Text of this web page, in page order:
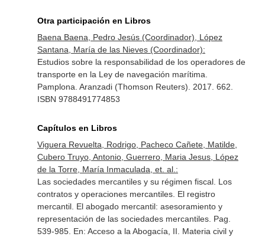
Otra participación en Libros
Baena Baena, Pedro Jesús (Coordinador), López
Santana, María de las Nieves (Coordinador):
Estudios sobre la responsabilidad de los operadores de
transporte en la Ley de navegación marítima.
Pamplona. Aranzadi (Thomson Reuters). 2017. 662.
ISBN 9788491774853
Capítulos en Libros
Viguera Revuelta, Rodrigo, Pacheco Cañete, Matilde,
Cubero Truyo, Antonio, Guerrero, Maria Jesus, López
de la Torre, María Inmaculada, et. al.:
Las sociedades mercantiles y su régimen fiscal. Los
contratos y operaciones mercantiles. El registro
mercantil. El abogado mercantil: asesoramiento y
representación de las sociedades mercantiles. Pag.
539-985. En: Acceso a la Abogacía, II. Materia civil y